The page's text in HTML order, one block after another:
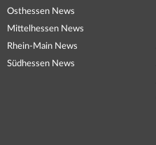
Osthessen News
Mittelhessen News
Rhein-Main News
Südhessen News